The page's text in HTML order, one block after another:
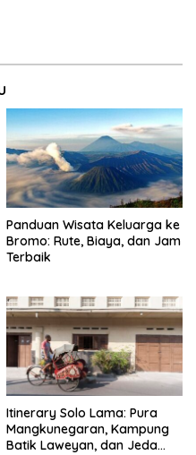
Panduan Wisata Keluarga ke
Bromo: Rute, Biaya, dan Jam
Terbaik
Itinerary Solo Lama: Pura
Mangkunegaran, Kampung
Batik Laweyan, dan Jeda